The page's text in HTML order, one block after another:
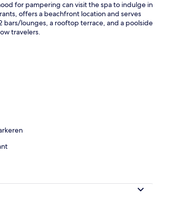
Premium
for pampering can visit the spa to indulge in
offers a beachfront location and serves
bars/lounges, a rooftop terrace, and a poolside
travelers.